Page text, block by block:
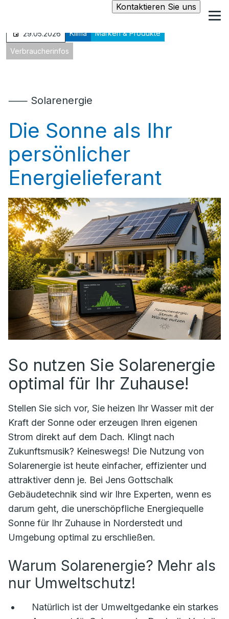
Kontaktieren Sie uns
29.05.2026 Klima Marken & Produkte
Verbraucherinfos
⸺ Solarenergie
Die Sonne als Ihr
persönlicher
Energielieferant
So nutzen Sie Solarenergie
optimal für Ihr Zuhause!
Stellen Sie sich vor, Sie heizen Ihr Wasser mit der
Kraft der Sonne oder erzeugen Ihren eigenen
Strom direkt auf dem Dach. Klingt nach
Zukunftsmusik? Keineswegs! Die Nutzung von
Solarenergie ist heute einfacher, effizienter und
attraktiver denn je. Bei Jens Gottschalk
Gebäudetechnik sind wir Ihre Experten, wenn es
darum geht, die unerschöpfliche Energiequelle
Sonne für Ihr Zuhause in Norderstedt und
Umgebung optimal zu erschließen.
Warum Solarenergie? Mehr als
nur Umweltschutz!
Natürlich ist der Umweltgedanke ein starkes